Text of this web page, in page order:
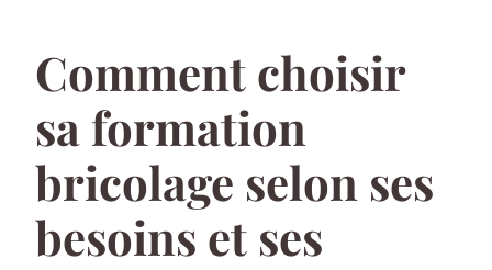
Comment choisir
sa formation
bricolage selon ses
besoins et ses